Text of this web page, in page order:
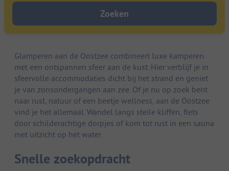
Zoeken
Glamperen aan de Oostzee combineert luxe kamperen
met een ontspannen sfeer aan de kust. Hier verblijf je in
sfeervolle accommodaties dicht bij het strand en geniet
je van zonsondergangen aan zee. Of je nu op zoek bent
naar rust, natuur of een beetje wellness, aan de Oostzee
vind je het allemaal. Wandel langs steile kliffen, fiets
door schilderachtige dorpjes of kom tot rust in een sauna
met uitzicht op het water.
Snelle zoekopdracht